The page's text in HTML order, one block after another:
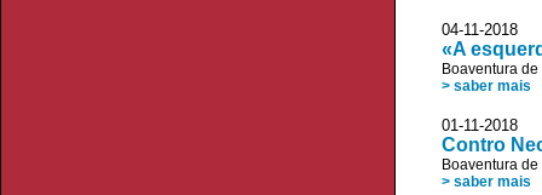
04-11-
«A
Boaventura
> saber mais
01-11-2018
Contro
Boaventura
> saber mais